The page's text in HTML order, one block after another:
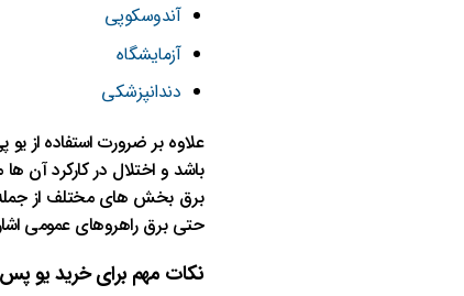
آندوسکوپی
آزمایشگاه
دندانپزشکی
علاوه بر ضرورت استفاده از
باشد و اختلال در کارکرد آن
برق بخش های مختلف از جمله
حتی برق راهروهای عمومی
نکات مهم برای خرید یو